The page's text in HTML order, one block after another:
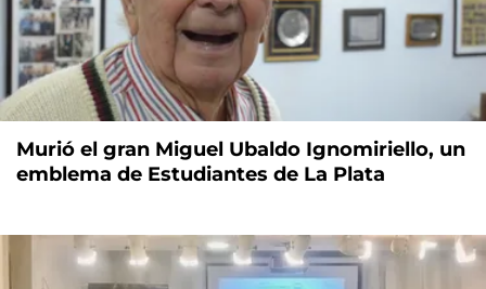
Murió el gran Miguel Ubaldo Ignomiriello, un
emblema de Estudiantes de La Plata